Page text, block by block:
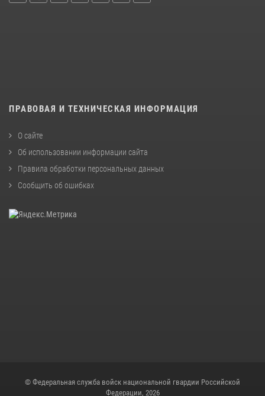
ПРАВОВАЯ И ТЕХНИЧЕСКАЯ ИНФОРМАЦИЯ
О сайте
Об использовании информации сайта
Правила обработки персональных данных
Сообщить об ошибках
© Федеральная служба войск национальной гвардии Российской
Федерации, 2026